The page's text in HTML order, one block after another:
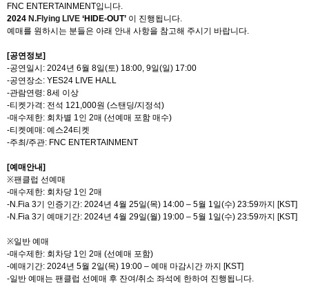
FNC ENTERTAINMENT입니다.
2024 N.Flying LIVE ‘HIDE-OUT’ 이 진행됩니다.
예매를 원하시는 분들은 아래 안내 사항을 참고해 주시기 바랍니다.
[공연정보]
-공연일시 : 2024년 6월 8일(토) 18:00, 9일(일) 17:00
-공연장소: YES24 LIVE HALL
-관람연령: 8세 이상
-티켓가격 : 전석 121,000원 (스탠딩/지정석)
-매수제한: 회차별 1인 2매 (선예매 포함 매수)
-티켓예매 : 예스24티켓
-주최 /주관: FNC ENTERTAINMENT
[예매안내]
※팬클럽 선예매
-매수제한: 회차당 1인 2매
-N.Fia 3기 인증기간: 2024년 4월 25일(목) 14:00 – 5월 1일(수) 23:59까지 [KST]
-N.Fia 3기 예매기간: 2024년 4월 29일(월) 19:00 – 5월 1일(수) 23:59까지 [KST]
※일반 예매
-매수제한: 회차당 1인 2매 (선예매 포함)
-예매기간: 2024년 5월 2일(목) 19:00 – 예매 마감시간 까지 [KST]
-일반 예매는 팬클럽 선예매 후 잔여/취소 좌석에 한하여 진행됩니다.